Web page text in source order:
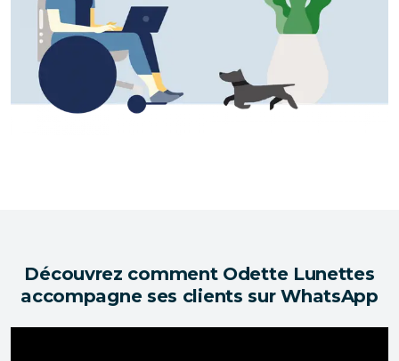
Découvrez comment Odette Lunettes
accompagne ses clients sur WhatsApp